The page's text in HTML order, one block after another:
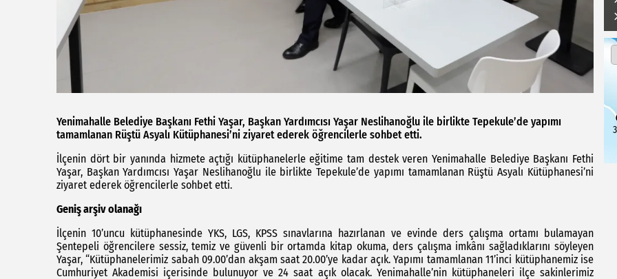
Yenimahalle Belediye Başkanı Fethi Yaşar, Başkan Yardımcısı Yaşar Neslihanoğlu ile birlikte Tepekule’de yapımı
tamamlanan Rüştü Asyalı Kütüphanesi’ni ziyaret ederek öğrencilerle sohbet etti.
İlçenin dört bir yanında hizmete açtığı kütüphanelerle eğitime tam destek veren Yenimahalle Belediye Başkanı Fethi
Yaşar, Başkan Yardımcısı Yaşar Neslihanoğlu ile birlikte Tepekule’de yapımı tamamlanan Rüştü Asyalı Kütüphanesi’ni
ziyaret ederek öğrencilerle sohbet etti.
Geniş arşiv olanağı
İlçenin 10’uncu kütüphanesinde YKS, LGS, KPSS sınavlarına hazırlanan ve evinde ders çalışma ortamı bulamayan
Şentepeli öğrencilere sessiz, temiz ve güvenli bir ortamda kitap okuma, ders çalışma imkânı sağladıklarını söyleyen
Yaşar, “Kütüphanelerimiz sabah 09.00’dan akşam saat 20.00’ye kadar açık. Yapımı tamamlanan 11’inci kütüphanemiz ise
Cumhuriyet Akademisi içerisinde bulunuyor ve 24 saat açık olacak. Yenimahalle’nin kütüphaneleri ilçe sakinlerimiz